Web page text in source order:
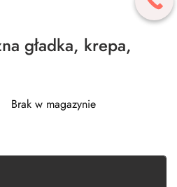
gładka, krepa,
Brak w magazynie